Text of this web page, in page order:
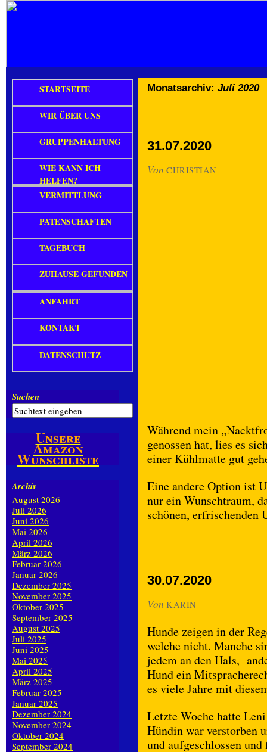
Monatsarchiv: Juli 2020
31.07.2020
Von CHRISTIAN
Während mein
genossen hat, lies es
einer Kühlmatte gut
Eine andere Option ist
nur ein Wunschtraum,
schönen, erfrischenden
30.07.2020
Von KARIN
Hunde zeigen in der
welche nicht. Manche
jedem an den Hals,
Hund ein
es viele Jahre mit
Letzte Woche hatte
Hündin war verstorben
und aufgeschlossen
STARTSEITE
WIR ÜBER UNS
GRUPPENHALTUNG
WIE KANN ICH
HELFEN?
VERMITTLUNG
PATENSCHAFTEN
TAGEBUCH
ZUHAUSE GEFUNDEN
ANFAHRT
KONTAKT
DATENSCHUTZ
Suchen
Unsere
Amazon
Wunschliste
Archiv
August 2026
Juli 2026
Juni 2026
Mai 2026
April 2026
März 2026
Februar 2026
Januar 2026
Dezember 2025
November 2025
Oktober 2025
September 2025
August 2025
Juli 2025
Juni 2025
Mai 2025
April 2025
März 2025
Februar 2025
Januar 2025
Dezember 2024
November 2024
Oktober 2024
September 2024